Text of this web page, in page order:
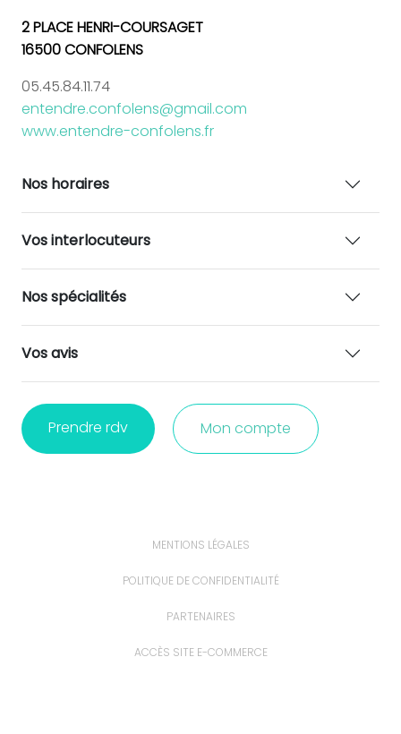
2 PLACE HENRI-COURSAGET
16500 CONFOLENS
05.45.84.11.74
entendre.confolens@gmail.com
www.entendre-confolens.fr
Nos horaires
Vos interlocuteurs
Nos spécialités
Vos avis
Prendre rdv Mon compte
MENTIONS LÉGALES
POLITIQUE DE CONFIDENTIALITÉ
PARTENAIRES
ACCÈS SITE E-COMMERCE